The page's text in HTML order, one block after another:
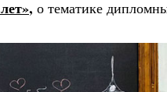
, о тематике